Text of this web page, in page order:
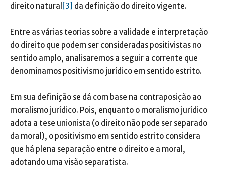
direito natural [3] da definição do direito vigente.
Entre as várias teorias sobre a validade e interpretação
do direito que podem ser consideradas positivistas no
sentido amplo, analisaremos a seguir a corrente que
denominamos positivismo jurídico em sentido estrito.
Em sua definição se dá com base na contraposição ao
moralismo jurídico. Pois, enquanto o moralismo jurídico
adota a tese unionista (o direito não pode ser separado
da moral), o positivismo em sentido estrito considera
que há plena separação entre o direito e a moral,
adotando uma visão separatista.